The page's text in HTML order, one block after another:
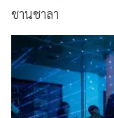
ชานชาลา